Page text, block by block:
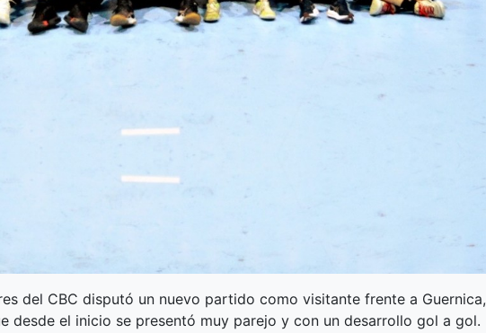
del CBC disputó un nuevo partido como visitante frente a Guernica,
desde el inicio se presentó muy parejo y con un desarrollo gol a gol.